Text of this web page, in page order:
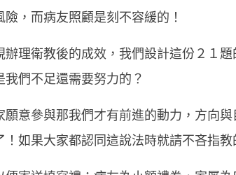
，而病友照顧是刻不容緩的！
理衛教後的成效，我們設計這份２１
們不足還需要努力的？
意參與那我們才有前進的動力，方向
！如果大家都認同這說法時就請不吝指